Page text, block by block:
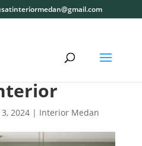
2024| Interior Medan